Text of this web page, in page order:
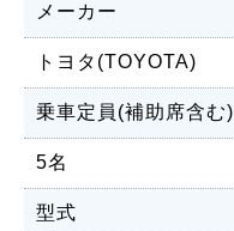
メーカー
トヨタ(TOYOTA)
乗車定員(補助席含む)
5名
型式